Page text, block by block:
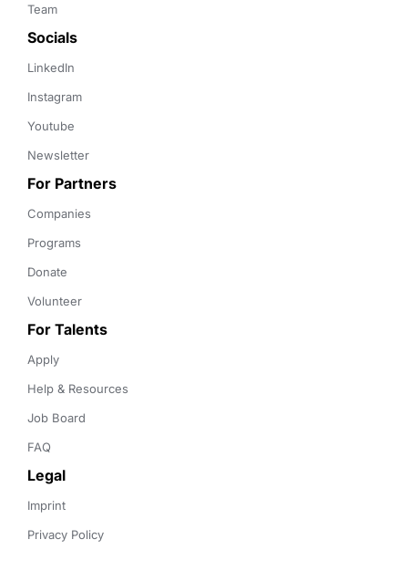
Team
Socials
LinkedIn
Instagram
Youtube
Newsletter
For Partners
Companies
Programs
Donate
Volunteer
For Talents
Apply
Help & Resources
Job Board
FAQ
Legal
Imprint
Privacy Policy